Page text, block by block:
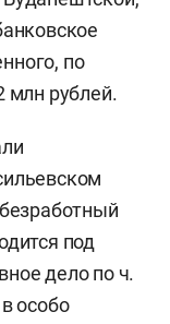
по
млн рублей.
под
дело по ч.
особо